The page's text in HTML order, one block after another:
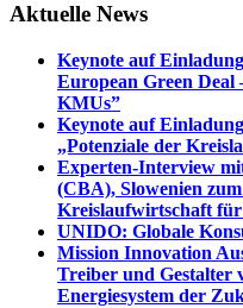
Aktuelle News
Keynote auf
European Green
KMUs”
Keynote auf
„Potenziale der
Experten-Interview
(CBA), Slowenien
Kreislaufwirtschaft
UNIDO: Globale
Mission Innovation
Treiber und Gestalter
Energiesystem der